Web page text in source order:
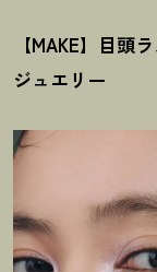
【MAKE】目頭
ジュエリー